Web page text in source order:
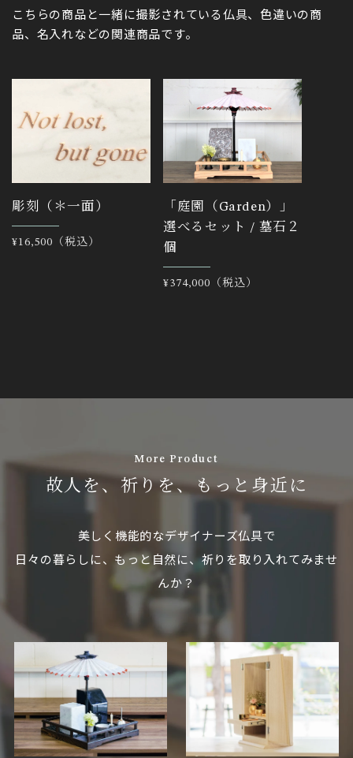
こちらの商品と一緒に撮影されている仏具、色違いの商
品、名入れなどの関連商品です。
彫刻（＊一面）
通
¥16,500（税込）
「庭園（Garden）」
選べるセット / 墓石２
個
通
¥374,000（税込）
More Product
故人を、祈りを、もっと身近に
美しく機能的なデザイナーズ仏具で
日々の暮らしに、もっと自然に、祈りを取り入れてみませ
んか？